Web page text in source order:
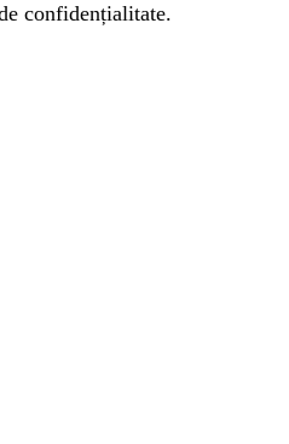
confidențialitate.